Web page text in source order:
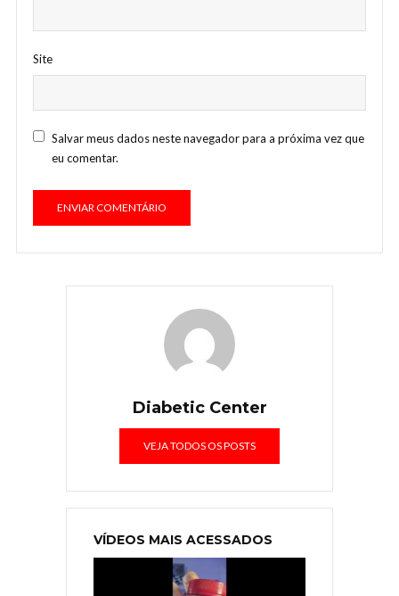
Site
Salvar meus dados neste navegador para a próxima vez que
eu comentar.
Diabetic Center
VEJA TODOS OS POSTS
VÍDEOS MAIS ACESSADOS